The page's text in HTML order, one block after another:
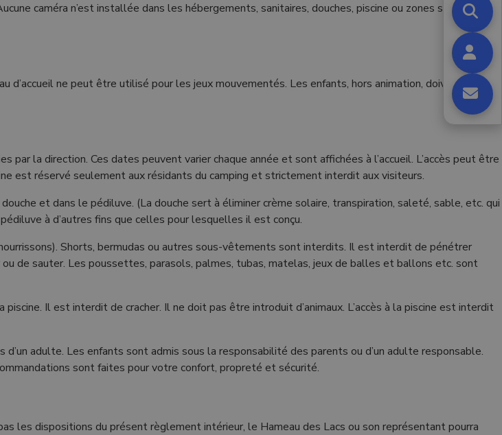
caméra n’est installée dans les hébergements, sanitaires, douches, piscine ou zones strictement
ne peut être utilisé pour les jeux mouvementés. Les enfants, hors animation, doivent
la direction. Ces dates peuvent varier chaque année et sont affichées à l’accueil. L’accès peut être
est réservé seulement aux résidants du camping et strictement interdit aux visiteurs.
et dans le pédiluve. (La douche sert à éliminer crème solaire, transpiration, saleté, sable, etc. qui
à d’autres fins que celles pour lesquelles il est conçu.
Shorts, bermudas ou autres sous-vêtements sont interdits. Il est interdit de pénétrer
de sauter. Les poussettes, parasols, palmes, tubas, matelas, jeux de balles et ballons etc. sont
Il est interdit de cracher. Il ne doit pas être introduit d’animaux. L’accès à la piscine est interdit
adulte. Les enfants sont admis sous la responsabilité des parents ou d’un adulte responsable.
sont faites pour votre confort, propreté et sécurité.
les dispositions du présent règlement intérieur, le Hameau des Lacs ou son représentant pourra